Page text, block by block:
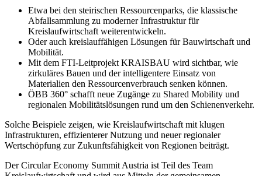
Etwa bei den steirischen Ressourcenparks, die klassische
Abfallsammlung zu moderner Infrastruktur für
Kreislaufwirtschaft weiterentwickeln.
Oder auch kreislauffähigen Lösungen für Bauwirtschaft und
Mobilität.
Mit dem FTI-Leitprojekt KRAISBAU wird sichtbar, wie
zirkuläres Bauen und der intelligentere Einsatz von
Materialien den Ressourcenverbrauch senken können.
ÖBB 360° schafft neue Zugänge zu Shared Mobility und
regionalen Mobilitätslösungen rund um den Schienenverkehr.
Solche Beispiele zeigen, wie Kreislaufwirtschaft mit klugen
Infrastrukturen, effizienterer Nutzung und neuer regionaler
Wertschöpfung zur Zukunftsfähigkeit von Regionen beiträgt.
Der Circular Economy Summit Austria ist Teil des Team